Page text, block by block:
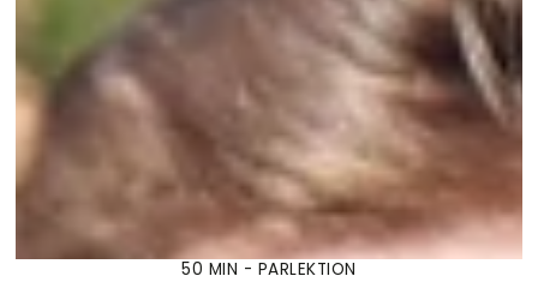
50 MIN - PARLEKTION